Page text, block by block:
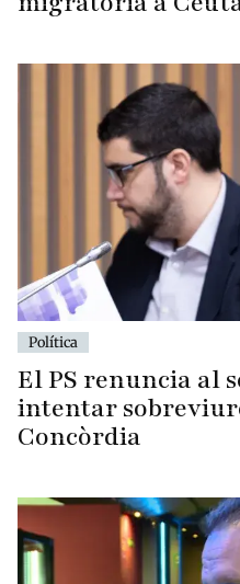
Política
El PS renuncia al
intentar
Concòrdia